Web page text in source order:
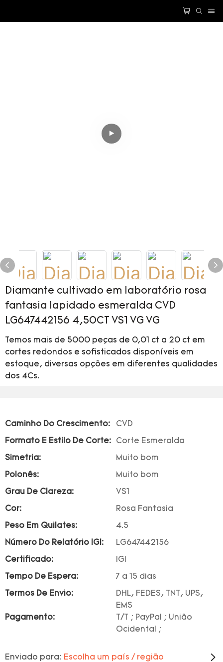
Diamante cultivado em laboratório rosa
fantasia lapidado esmeralda CVD
LG647442156 4,50CT VS1 VG VG
Temos mais de 5000 peças de 0,01 ct a 20 ct em
cortes redondos e sofisticados disponíveis em
estoque, diversas opções em diferentes qualidades
dos 4Cs.
Caminho Do Crescimento: CVD
Formato E Estilo De Corte: Corte Esmeralda
Simetria: Muito bom
Polonês: Muito bom
Grau De Clareza: VS1
Cor: Rosa Fantasia
Peso Em Quilates: 4.5
Número Do Relatório IGI: LG647442156
Certificado: IGI
Tempo De Espera: 7 a 15 dias
Termos De Envio:
DHL, FEDES, TNT, UPS,
EMS
Pagamento:
T/T ; PayPal ; União
Ocidental ;
Enviado para: Escolha um país / região